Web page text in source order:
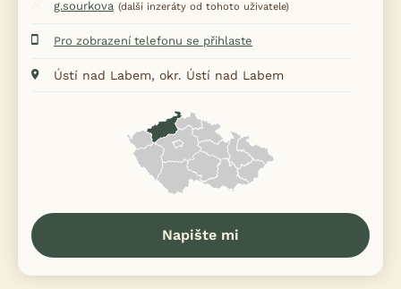
g.sourkova (další inzeráty od tohoto uživatele)
Pro zobrazení telefonu se přihlaste
Ústí nad Labem, okr. Ústí nad Labem
Napište mi